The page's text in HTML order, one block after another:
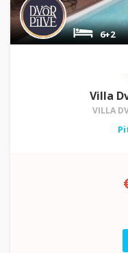
6+2
Villa
VILLA